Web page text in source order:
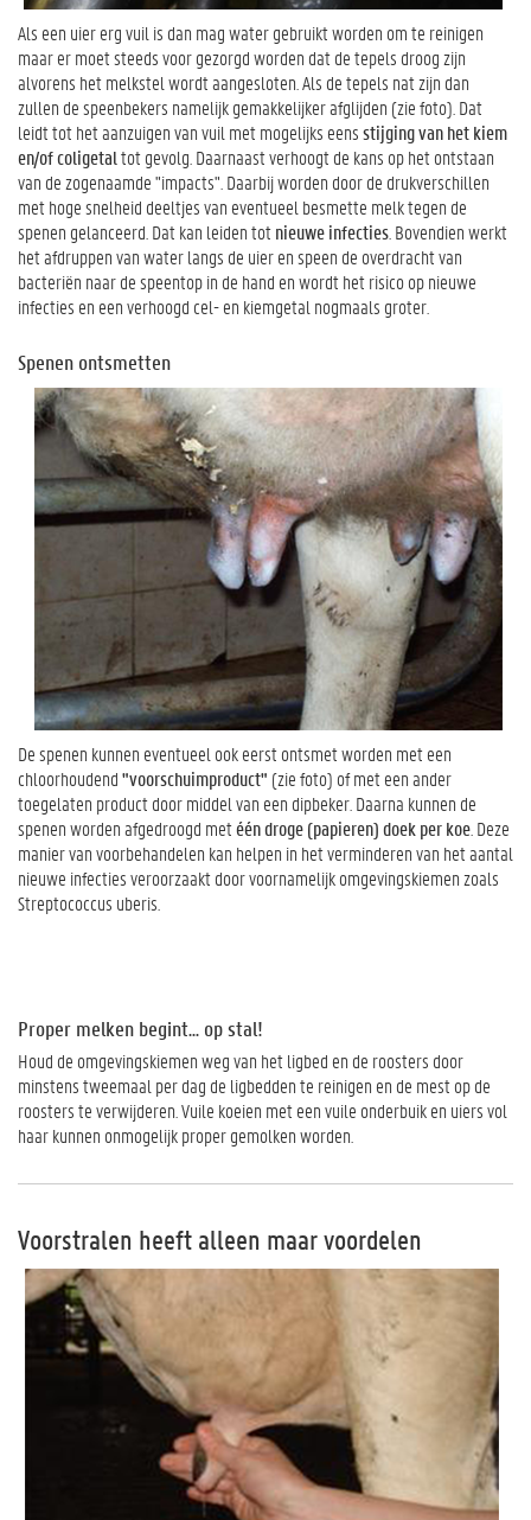
Als een uier erg vuil is dan mag water gebruikt worden om te reinigen
maar er moet steeds voor gezorgd worden dat de tepels droog zijn
alvorens het melkstel wordt aangesloten. Als de tepels nat zijn dan
zullen de speenbekers namelijk gemakkelijker afglijden (zie foto). Dat
leidt tot het aanzuigen van vuil met mogelijks eensstijging van het kiem
en/of coligetaltot gevolg. Daarnaast verhoogt de kans op het ontstaan
van de zogenaamde "impacts". Daarbij worden door de drukverschillen
met hoge snelheid deeltjes van eventueel besmette melk tegen de
spenen gelanceerd. Dat kan leiden totnieuwe infecties . Bovendien werkt
het afdruppen van water langs de uier en speen de overdracht van
bacteriën naar de speentop in de hand en wordt het risico op nieuwe
infecties en een verhoogd cel- en kiemgetal nogmaals groter.
Spenen ontsmetten
De spenen kunnen eventueel ook eerst ontsmet worden met een
chloorhoudend"voorschuimproduct" (zie foto) of met een ander
toegelaten product door middel van een dipbeker. Daarna kunnen de
spenen worden afgedroogd metéén droge (papieren) doek per koe . Deze
manier van voorbehandelen kan helpen in het verminderen van het aantal
nieuwe infecties veroorzaakt door voornamelijk omgevingskiemen zoals
Streptococcus uberis.
Proper melken begint... op stal!
Houd de omgevingskiemen weg van het ligbed en de roosters door
minstens tweemaal per dag de ligbedden te reinigen en de mest op de
roosters te verwijderen. Vuile koeien met een vuile onderbuik en uiers vol
haar kunnen onmogelijk proper gemolken worden.
Voorstralen heeft alleen maar voordelen